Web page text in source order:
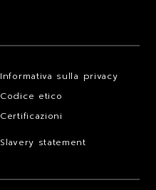
Informativa sulla privacy
Codice etico
Certificazioni
Slavery statement